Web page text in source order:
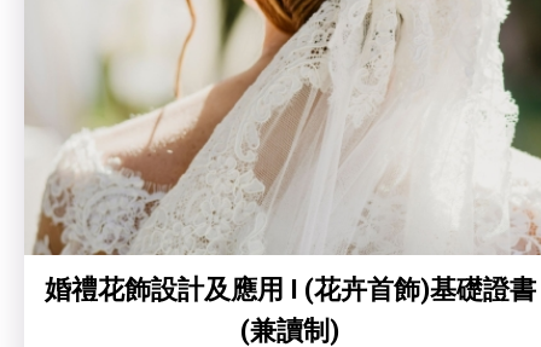
婚禮花飾設計及應用 I (花卉首飾)基礎證書
(兼讀制)